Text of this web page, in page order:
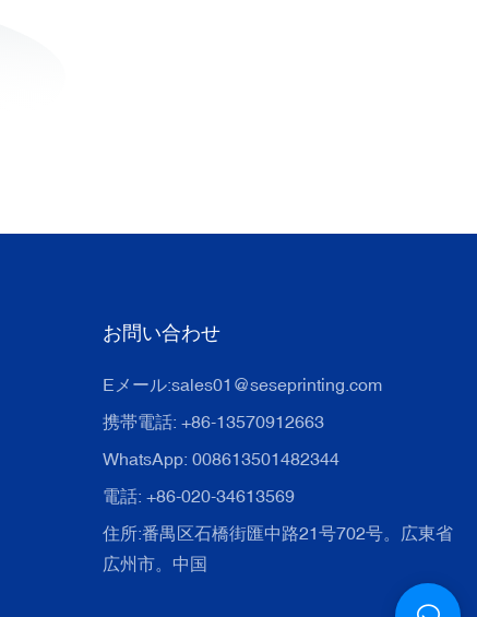
お問い合わせ
Eメール:sales01@seseprinting.com
携帯電話: +86-13570912663
WhatsApp: 008613501482344
電話: +86-020-34613569
住所:番禺区石橋街匯中路21号702号。広東省
広州市。中国